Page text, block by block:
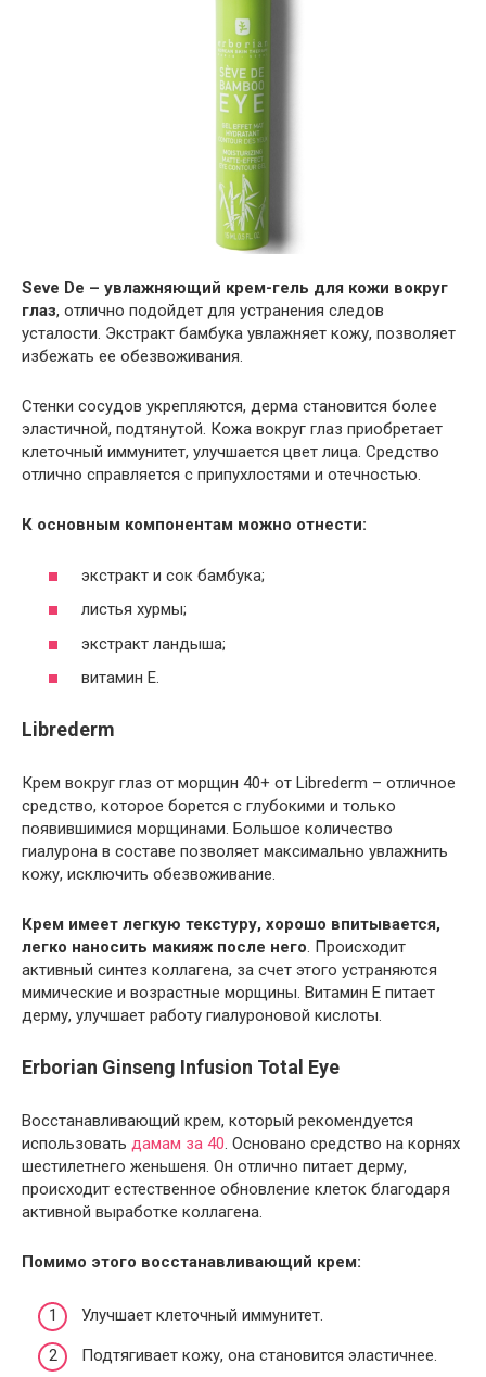
Seve De – увлажняющий крем-гель для кожи вокруг
глаз, отлично подойдет для устранения следов
усталости. Экстракт бамбука увлажняет кожу, позволяет
избежать ее обезвоживания.
Стенки сосудов укрепляются, дерма становится более
эластичной, подтянутой. Кожа вокруг глаз приобретает
клеточный иммунитет, улучшается цвет лица. Средство
отлично справляется с припухлостями и отечностью.
К основным компонентам можно отнести:
экстракт и сок бамбука;
листья хурмы;
экстракт ландыша;
витамин Е.
Librederm
Крем вокруг глаз от морщин 40+ от Librederm – отличное
средство, которое борется с глубокими и только
появившимися морщинами. Большое количество
гиалурона в составе позволяет максимально увлажнить
кожу, исключить обезвоживание.
Крем имеет легкую текстуру, хорошо впитывается,
легко наносить макияж после него. Происходит
активный синтез коллагена, за счет этого устраняются
мимические и возрастные морщины. Витамин Е питает
дерму, улучшает работу гиалуроновой кислоты.
Erborian Ginseng Infusion Total Eye
Восстанавливающий крем, который рекомендуется
использовать дамам за 40. Основано средство на корнях
шестилетнего женьшеня. Он отлично питает дерму,
происходит естественное обновление клеток благодаря
активной выработке коллагена.
Помимо этого восстанавливающий крем:
Улучшает клеточный иммунитет.
Подтягивает кожу, она становится эластичнее.